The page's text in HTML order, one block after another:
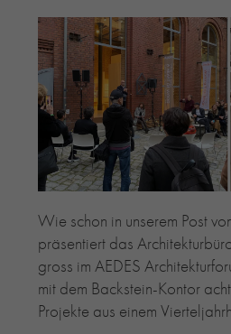
EINFAMILIENHÄUSER
ÖFFENTLICHE BAUTEN
BILDUNG & FORSCHUNG
PRODUKTE
▼
ALLGEMEINE
PETERSEN TEGL
RECYCLING-ZIEGEL
RE-USE-ZIEGEL
GLASUR-ZIEGEL
RE-USE-MÖRTEL
FASSADENPLANUNG
PRIVATKUNDEN
Wie schon in unserem Post
präsentiert das
gross im AEDES
mit dem Backstein-Kontor
Projekte aus einem